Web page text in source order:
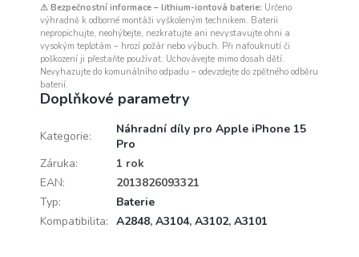
⚠ Bezpečnostní informace – lithium-iontová baterie: Určeno
výhradně k odborné montáži vyškoleným technikem. Baterii
nepropichujte, neohýbejte, nezkratujte ani nevystavujte ohni a
vysokým teplotám – hrozí požár nebo výbuch. Při nafouknutí či
poškození ji přestaňte používat. Uchovávejte mimo dosah dětí.
Nevyhazujte do komunálního odpadu – odevzdejte do zpětného odběru
baterií.
Doplňkové parametry
Kategorie:
Náhradní díly pro Apple iPhone 15
Pro
Záruka:
1 rok
EAN:
2013826093321
Typ:
Baterie
Kompatibilita: A2848, A3104, A3102, A3101